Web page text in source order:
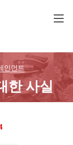
인먼트
한 사실